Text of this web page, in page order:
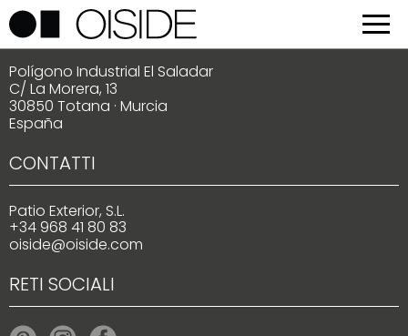
POSIZIONE
Polígono Industrial El Saladar
C/ La Morera, 13
30850 Totana · Murcia
España
CONTATTI
Patio Exterior, S.L.
+34 968 41 80 83
oiside@oiside.com
RETI SOCIALI